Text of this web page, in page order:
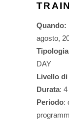
Quando:
agosto,
DAY
Livello
Durata: 4
Periodo: